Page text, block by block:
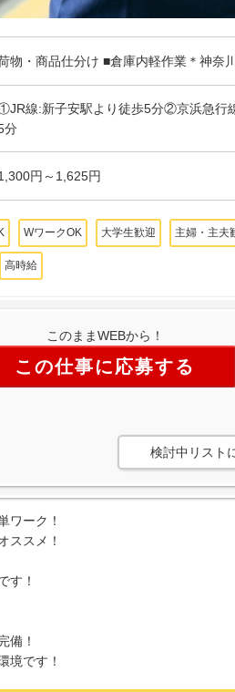
物・商品仕分け ■倉庫内軽作業＊神奈
線:新子安駅より徒歩5分②京浜急行
分
円～1,625円
WワークOK 大学生歓迎 主婦・主夫
高時給
このままWEBから！
この仕事に応募する
検討中リスト
ワーク！
ススメ！
す！
備！
境です！